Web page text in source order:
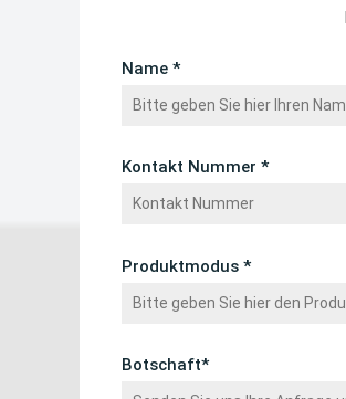
Name *
Kontakt Nummer *
Produktmodus *
Botschaft*